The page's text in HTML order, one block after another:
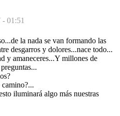
- 01:51
la nada se van formando las
desgarros y dolores...nace todo...
y amaneceres...Y millones de
camino?...
iluminará algo más nuestras